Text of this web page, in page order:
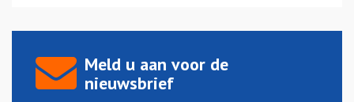
Meld u aan voor de
nieuwsbrief